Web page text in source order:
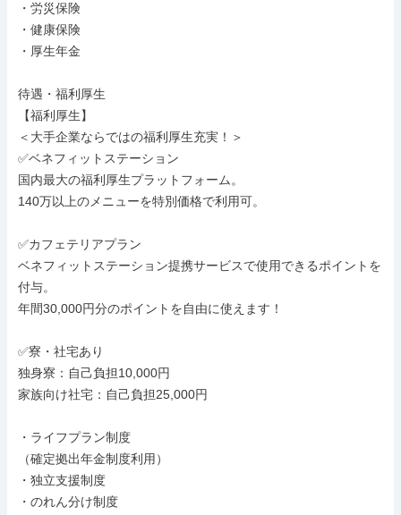
・労災保険
・健康保険
・厚生年金
待遇・福利厚生
【福利厚生】
＜大手企業ならではの福利厚生充実！＞
✅ベネフィットステーション
国内最大の福利厚生プラットフォーム。
140万以上のメニューを特別価格で利用可。
✅カフェテリアプラン
ベネフィットステーション提携サービスで使用できるポイントを
付与。
年間30,000円分のポイントを自由に使えます！
✅寮・社宅あり
独身寮：自己負担10,000円
家族向け社宅：自己負担25,000円
・ライフプラン制度
（確定拠出年金制度利用）
・独立支援制度
・のれん分け制度